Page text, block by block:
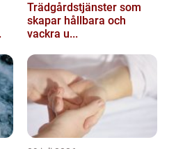
Trädgårdstjänster som
skapar hållbara och
vackra u...